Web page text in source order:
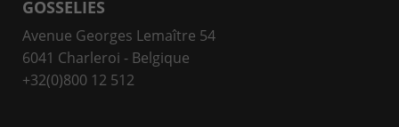
GOSSELIES
Avenue Georges Lemaître 54
6041 Charleroi - Belgique
+32(0)800 12 512